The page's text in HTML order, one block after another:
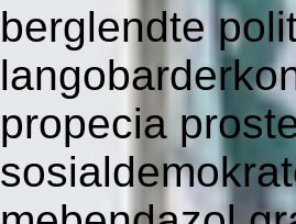
berglendte
propecia